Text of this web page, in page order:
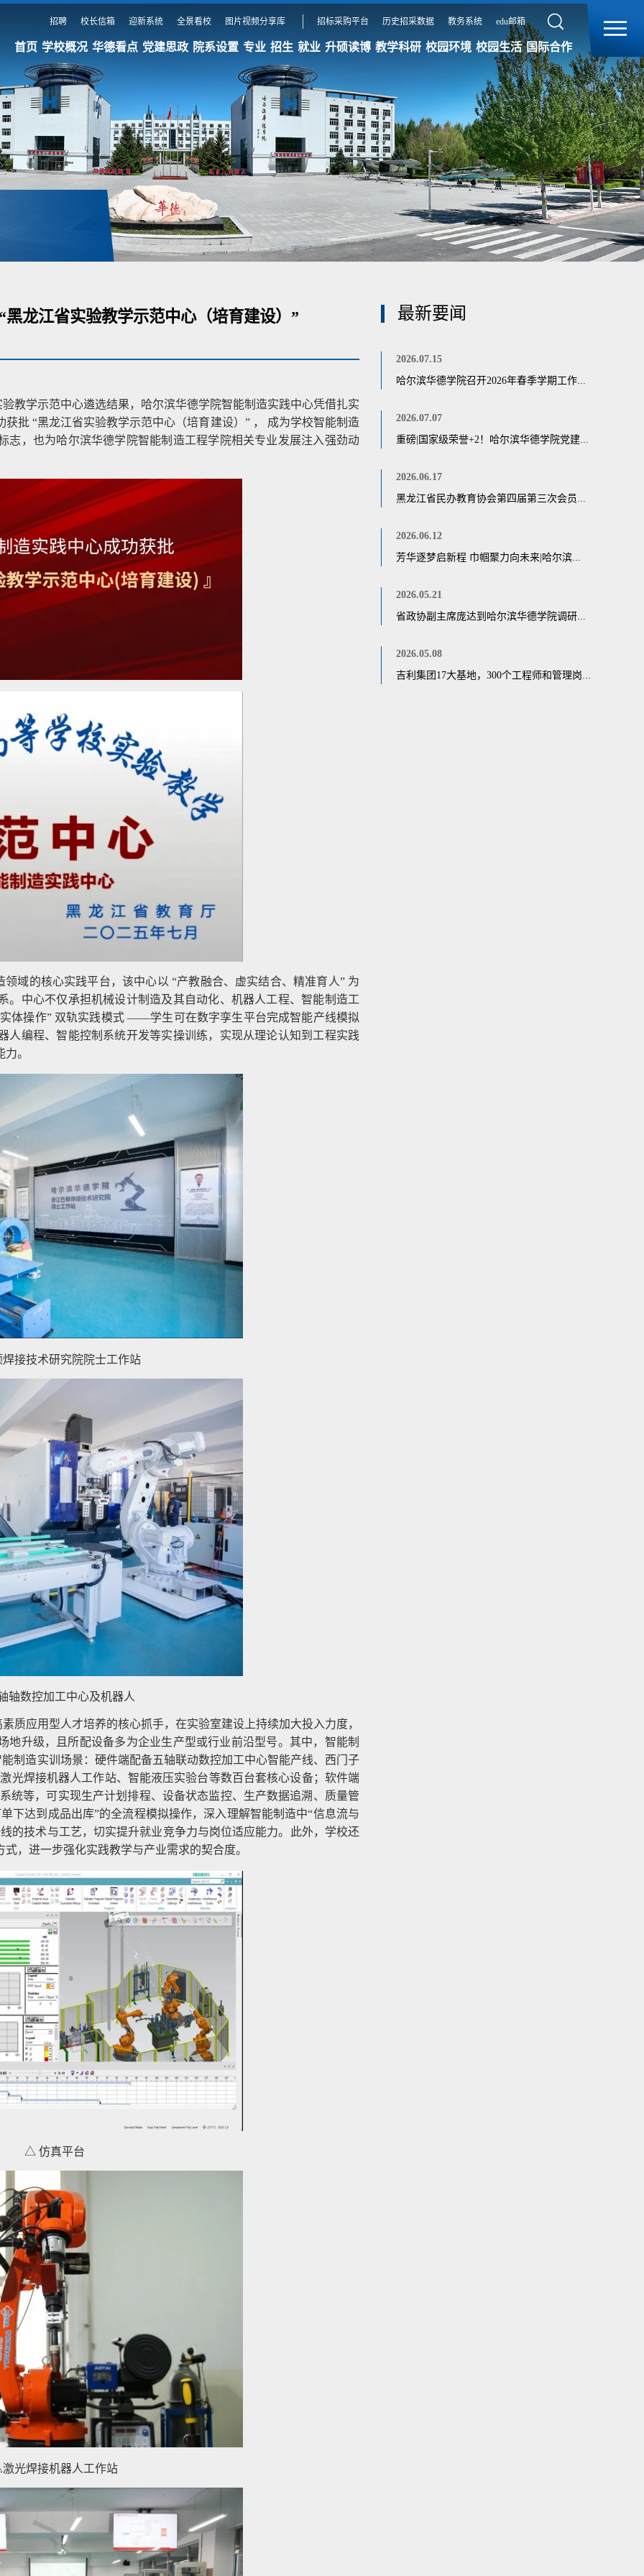
招聘 校长信箱 迎新系统 全景看校 图片视频分享库 招标采购平台 历史招采数据 教务系统 edu邮箱
首页 学校概况 华德看点 党建思政 院系设置 专业 招生 就业 升硕读博 教学科研 校园环境 校园生活 国际合作
龙江省实验教学示范中心（培育建设）”
教学示范中心遴选结果，哈尔滨华德学院智能制造实践中心凭借扎实
批 “黑龙江省实验教学示范中心（培育建设）” ， 成为学校智能制造
志，也为哈尔滨华德学院智能制造工程学院相关专业发展注入强劲动
域的核心实践平台，该中心以 “产教融合、虚实结合、精准育人” 为
。中心不仅承担机械设计制造及其自动化、机器人工程、智能制造工
体操作” 双轨实践模式 ——学生可在数字孪生平台完成智能产线模拟
人编程、智能控制系统开发等实操训练，实现从理论认知到工程实践
。
接技术研究院院士工作站
轴数控加工中心及机器人
质应用型人才培养的核心抓手，在实验室建设上持续加大投入力度，
地升级，且所配设备多为企业生产型或行业前沿型号。其中，智能制
制造实训场景：硬件端配备五轴联动数控加工中心智能产线、西门子
光焊接机器人工作站、智能液压实验台等数百台套核心设备；软件端
统等，可实现生产计划排程、设备状态监控、生产数据追溯、质量管
下达到成品出库”的全流程模拟操作，深入理解智能制造中“信息流与
的技术与工艺，切实提升就业竞争力与岗位适应能力。此外，学校还
，进一步强化实践教学与产业需求的契合度。
△ 仿真平台
光焊接机器人工作站
最新要闻
2026.07.15
哈尔滨华德学院召开2026年春季学期工作...
2026.07.07
重磅|国家级荣誉+2！哈尔滨华德学院党建...
2026.06.17
黑龙江省民办教育协会第四届第三次会员...
2026.06.12
芳华逐梦启新程 巾帼聚力向未来|哈尔滨...
2026.05.21
省政协副主席庞达到哈尔滨华德学院调研...
2026.05.08
吉利集团17大基地，300个工程师和管理岗...